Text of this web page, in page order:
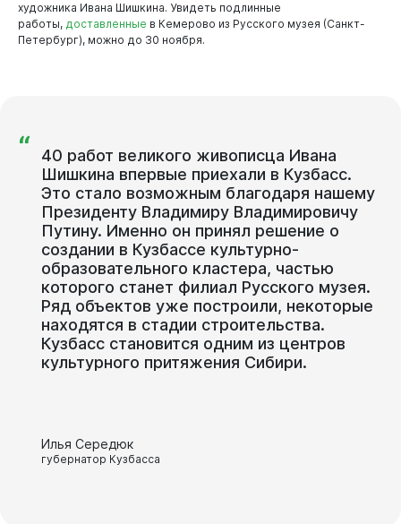
художника Ивана Шишкина. Увидеть подлинные
работы, доставленные в Кемерово из Русского музея (Санкт-
Петербург), можно до 30 ноября.
“
40 работ великого живописца Ивана
Шишкина впервые приехали в Кузбасс.
Это стало возможным благодаря нашему
Президенту Владимиру Владимировичу
Путину. Именно он принял решение о
создании в Кузбассе культурно-
образовательного кластера, частью
которого станет филиал Русского музея.
Ряд объектов уже построили, некоторые
находятся в стадии строительства.
Кузбасс становится одним из центров
культурного притяжения Сибири.
Илья Середюк
губернатор Кузбасса